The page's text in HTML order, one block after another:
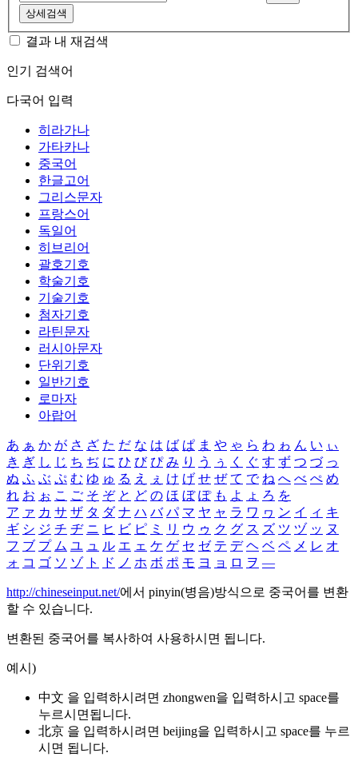
상세검색
결과 내 재검색
인기 검색어
다국어 입력
히라가나
가타카나
중국어
한글고어
그리스문자
프랑스어
독일어
히브리어
괄호기호
학술기호
기술기호
첨자기호
라틴문자
러시아문자
단위기호
일반기호
로마자
아랍어
あ ぁ か が さ ざ た だ な は ば ぱ ま や ゃ ら わ ゎ ん い ぃ
き ぎ し じ ち ぢ に ひ び ぴ み り う ぅ く ぐ す ず つ づ っ
ぬ ふ ぶ ぷ む ゆ ゅ る え ぇ け げ せ ぜ て で ね へ べ ぺ め
れ お ぉ こ ご そ ぞ と ど の ほ ぼ ぽ も よ ょ ろ を
ア ァ カ サ ザ タ ダ ナ ハ バ パ マ ヤ ャ ラ ワ ヮ ン イ ィ キ
ギ シ ジ チ ヂ ニ ヒ ビ ピ ミ リ ウ ゥ ク グ ス ズ ツ ヅ ッ ヌ
フ ブ プ ム ユ ュ ル エ ェ ケ ゲ セ ゼ テ デ ヘ ベ ペ メ レ オ
ォ コ ゴ ソ ゾ ト ド ノ ホ ボ ポ モ ヨ ョ ロ ヲ ―
http://chineseinput.net/에서 pinyin(병음)방식으로 중국어를 변환
할 수 있습니다.
변환된 중국어를 복사하여 사용하시면 됩니다.
예시)
中文 을 입력하시려면 zhongwen을 입력하시고 space를
누르시면됩니다.
北京 을 입력하시려면 beijing을 입력하시고 space를 누르
시면 됩니다.